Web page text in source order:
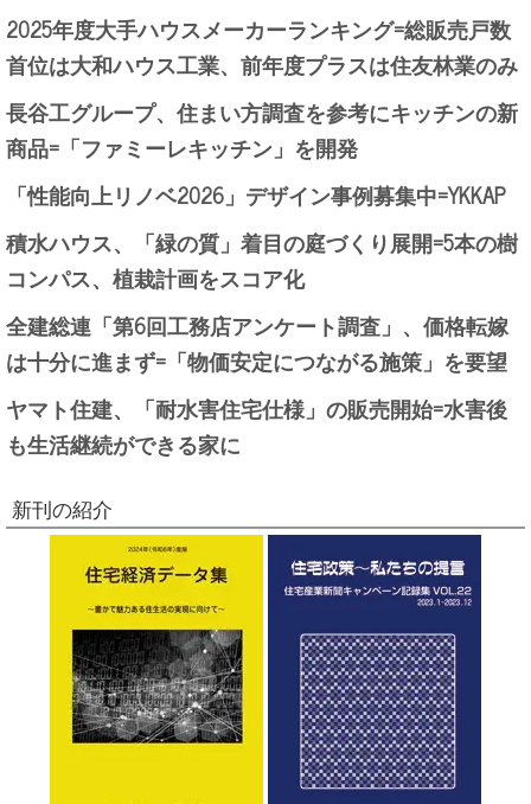
2025年度大手ハウスメーカーランキング=総販売戸数
首位は大和ハウス工業、前年度プラスは住友林業のみ
長谷工グループ、住まい方調査を参考にキッチンの新
商品=「ファミーレキッチン」を開発
「性能向上リノベ2026」デザイン事例募集中=YKKAP
積水ハウス、「緑の質」着目の庭づくり展開=5本の樹
コンパス、植栽計画をスコア化
全建総連「第6回工務店アンケート調査」、価格転嫁
は十分に進まず=「物価安定につながる施策」を要望
ヤマト住建、「耐水害住宅仕様」の販売開始=水害後
も生活継続ができる家に
新刊の紹介